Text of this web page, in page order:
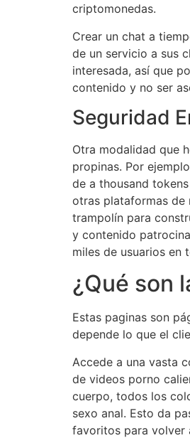
criptomonedas.
Crear un chat a
de un servicio a sus
interesada, así que
contenido y no ser
Seguridad
Otra modalidad que
propinas. Por
de a thousand
otras plataformas de
trampolín para
y contenido
miles de usuarios en
¿Qué son
Estas paginas son
depende lo que el
Accede a una vasta
de videos porno
cuerpo, todos los
sexo anal. Esto da
favoritos para volver